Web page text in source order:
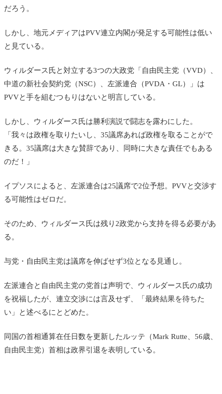
だろう。
しかし、地元メディアはPVV連立内閣が発足する可能性は低い
と見ている。
ウィルダース氏と対立する3つの大政党「自由民主党（VVD）、
中道の新社会契約党（NSC）、左派連合（PVDA・GL）」は
PVVと手を組むつもりはないと明言している。
しかし、ウィルダース氏は勝利演説で闘志を露わにした。
「我々は政権を取りたいし、35議席あれば政権を取ることがで
きる。35議席は大きな賛辞であり、同時に大きな責任でもある
のだ！」
イプソスによると、左派連合は25議席で2位予想。PVVと交渉す
る可能性はゼロだ。
そのため、ウィルダース氏は残り2政党から支持を得る必要があ
る。
与党・自由民主党は議席を伸ばせず3位となる見通し。
左派連合と自由民主党の党首は声明で、ウィルダース氏の成功
を祝福したが、連立交渉には言及せず、「最終結果を待ちた
い」と述べるにとどめた。
同国の首相通算在任日数を更新したルッテ（Mark Rutte、56歳、
自由民主党）首相は政界引退を表明している。